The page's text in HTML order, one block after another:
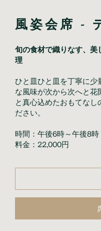
風姿会席 -
旬の食材で織りなす、
理
ひと皿ひと皿を丁寧に少
な風味が次から次へと
と真心込めたおもてなし
ださい。
時間：午後6時～午後8時
料金：22,000円